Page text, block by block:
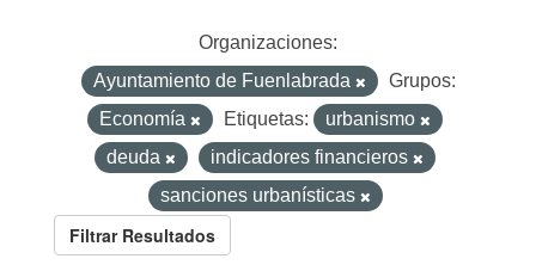
Organizaciones:
Ayuntamiento de Fuenlabrada
Grupos:
Economía
Etiquetas:
urbanismo
deuda
indicadores financieros
sanciones urbanísticas
Filtrar Resultados